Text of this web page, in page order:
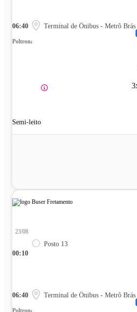
06:40 Terminal de Ônibus - Metrô Brás
Poltrona
Semi-leito
00:10
23/08
Posto 13
06:40 Terminal de Ônibus - Metrô Brás
Poltrona